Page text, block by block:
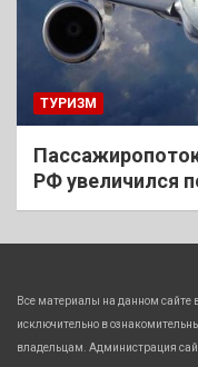
ТУРИЗМ
РФ увеличился
Все материалы на данном сайте
исключительно в
владельцам. Администрация